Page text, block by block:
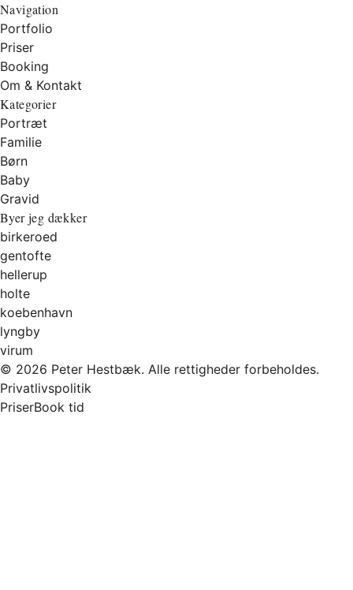
Navigation
Portfolio
Priser
Booking
Om & Kontakt
Kategorier
Portræt
Familie
Børn
Baby
Gravid
Byer jeg dækker
birkeroed
gentofte
hellerup
holte
koebenhavn
lyngby
virum
© 2026 Peter Hestbæk. Alle rettigheder forbeholdes.
Privatlivspolitik
PriserBook tid